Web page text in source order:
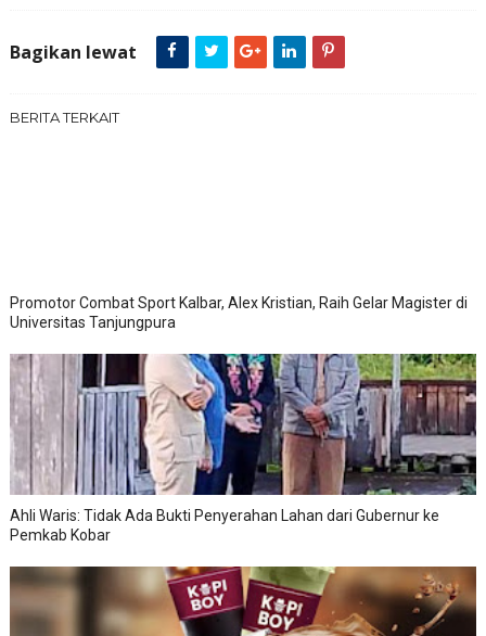
Bagikan lewat
BERITA TERKAIT
Promotor Combat Sport Kalbar, Alex Kristian, Raih Gelar Magister di
Universitas Tanjungpura
Ahli Waris: Tidak Ada Bukti Penyerahan Lahan dari Gubernur ke
Pemkab Kobar